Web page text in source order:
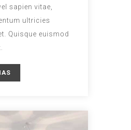
sapien vitae,
ultricies
Quisque euismod